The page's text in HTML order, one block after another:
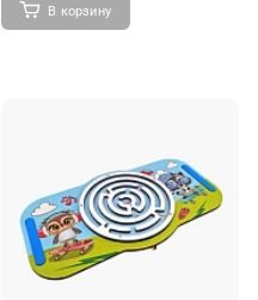
В корзину